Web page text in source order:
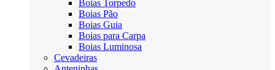
Boias Torpedo
Boias Pão
Boias Guia
Boias para Carpa
Boias Luminosa
Cevadeiras